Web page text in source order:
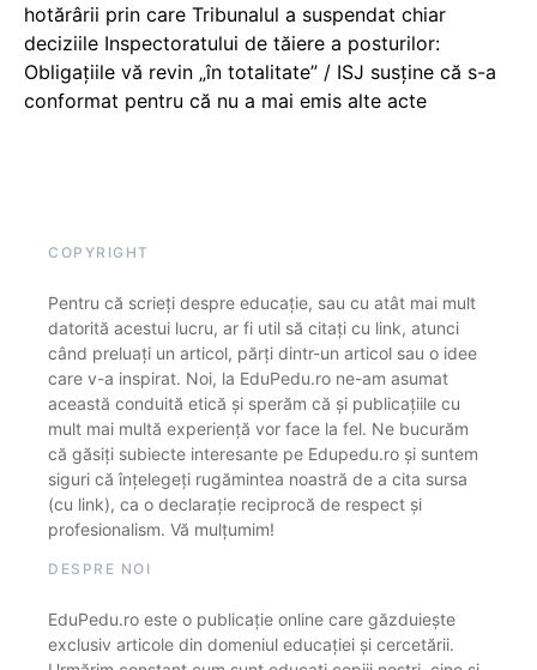
hotărârii prin care Tribunalul a suspendat chiar
deciziile Inspectoratului de tăiere a posturilor:
Obligațiile vă revin „în totalitate” / ISJ susține că s-a
conformat pentru că nu a mai emis alte acte
COPYRIGHT
Pentru că scrieți despre educație, sau cu atât mai mult
datorită acestui lucru, ar fi util să citați cu link, atunci
când preluați un articol, părți dintr-un articol sau o idee
care v-a inspirat. Noi, la EduPedu.ro ne-am asumat
această conduită etică și sperăm că și publicațiile cu
mult mai multă experiență vor face la fel. Ne bucurăm
că găsiți subiecte interesante pe Edupedu.ro și suntem
siguri că înțelegeți rugămintea noastră de a cita sursa
(cu link), ca o declarație reciprocă de respect și
profesionalism. Vă mulțumim!
DESPRE NOI
EduPedu.ro este o publicație online care găzduiește
exclusiv articole din domeniul educației și cercetării.